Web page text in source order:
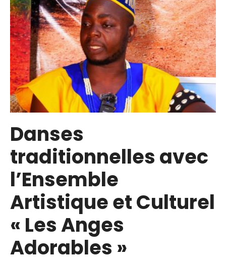
Danses
traditionnelles avec
l’Ensemble
Artistique et Culturel
« Les Anges
Adorables »